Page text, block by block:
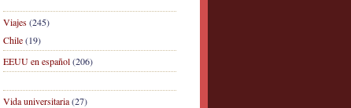
Viajes(245)
Chile(19)
EEUU en español(206)
Vida universitaria(27)